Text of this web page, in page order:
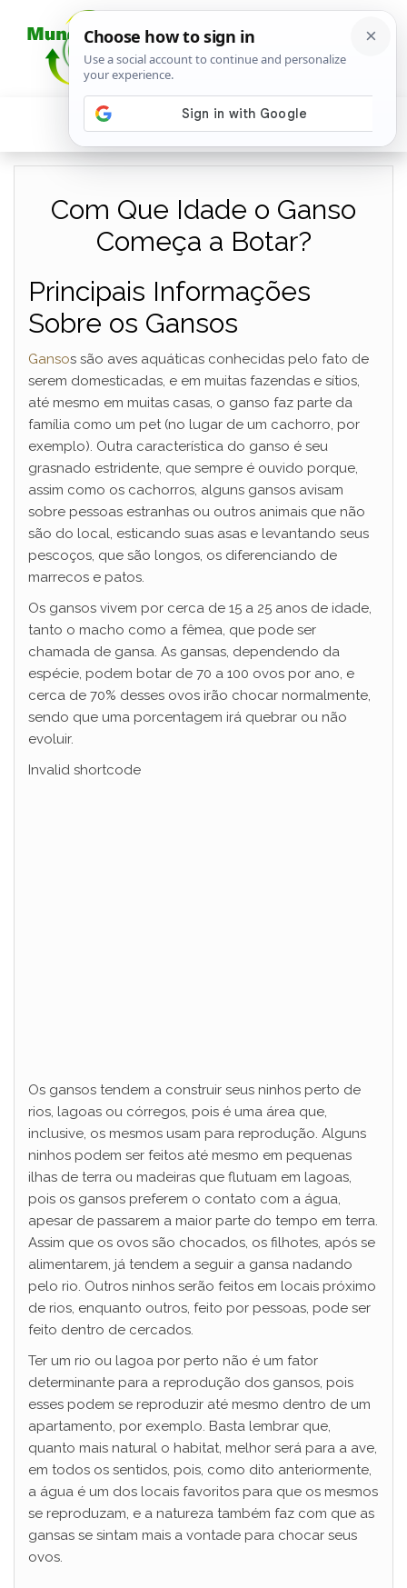
Com Que Idade o Ganso
Começa a Botar?
Principais Informações
Sobre os Gansos
Gansos são aves aquáticas conhecidas pelo fato de
serem domesticadas, e em muitas fazendas e sítios,
até mesmo em muitas casas, o ganso faz parte da
família como um pet (no lugar de um cachorro, por
exemplo). Outra característica do ganso é seu
grasnado estridente, que sempre é ouvido porque,
assim como os cachorros, alguns gansos avisam
sobre pessoas estranhas ou outros animais que não
são do local, esticando suas asas e levantando seus
pescoços, que são longos, os diferenciando de
marrecos e patos.
Os gansos vivem por cerca de 15 a 25 anos de idade,
tanto o macho como a fêmea, que pode ser
chamada de gansa. As gansas, dependendo da
espécie, podem botar de 70 a 100 ovos por ano, e
cerca de 70% desses ovos irão chocar normalmente,
sendo que uma porcentagem irá quebrar ou não
evoluir.
Invalid shortcode
Os gansos tendem a construir seus ninhos perto de
rios, lagoas ou córregos, pois é uma área que,
inclusive, os mesmos usam para reprodução. Alguns
ninhos podem ser feitos até mesmo em pequenas
ilhas de terra ou madeiras que flutuam em lagoas,
pois os gansos preferem o contato com a água,
apesar de passarem a maior parte do tempo em terra.
Assim que os ovos são chocados, os filhotes, após se
alimentarem, já tendem a seguir a gansa nadando
pelo rio. Outros ninhos serão feitos em locais próximo
de rios, enquanto outros, feito por pessoas, pode ser
feito dentro de cercados.
Ter um rio ou lagoa por perto não é um fator
determinante para a reprodução dos gansos, pois
esses podem se reproduzir até mesmo dentro de um
apartamento, por exemplo. Basta lembrar que,
quanto mais natural o habitat, melhor será para a ave,
em todos os sentidos, pois, como dito anteriormente,
a água é um dos locais favoritos para que os mesmos
se reproduzam, e a natureza também faz com que as
gansas se sintam mais a vontade para chocar seus
ovos.